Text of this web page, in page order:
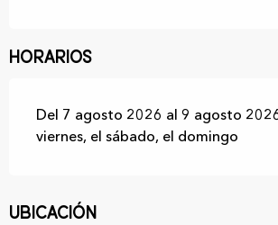
Horarios
Del 7 agosto 2026 al 9 agosto
viernes, el sábado, el domingo
Ubicación